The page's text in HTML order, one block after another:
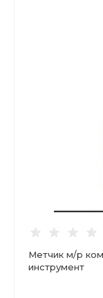
Метчик м/р
инструмент